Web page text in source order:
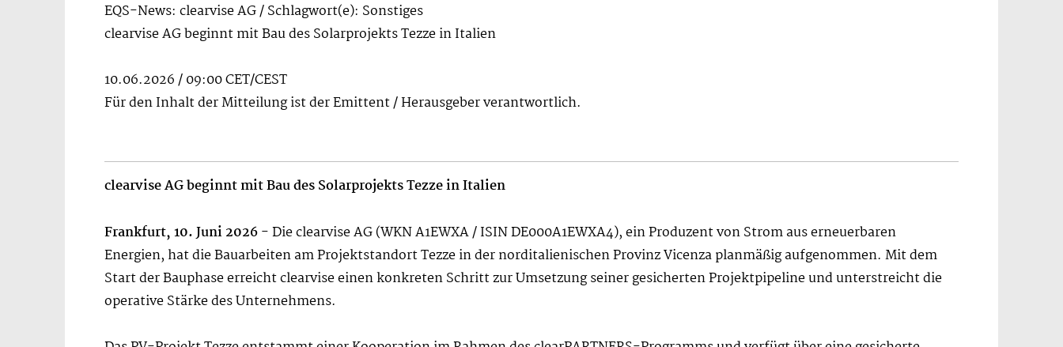
EQS-News: clearvise AG / Schlagwort(e): Sonstiges
clearvise AG beginnt mit Bau des Solarprojekts Tezze in Italien
10.06.2026 / 09:00 CET/CEST
Für den Inhalt der Mitteilung ist der Emittent / Herausgeber verantwortlich.
clearvise AG beginnt mit Bau des Solarprojekts Tezze in Italien
Frankfurt, 10. Juni 2026- Die clearvise AG (WKN A1EWXA / ISIN DE000A1EWXA4), ein Produzent von Strom aus erneuerbaren
Energien, hat die Bauarbeiten am Projektstandort Tezze in der norditalienischen Provinz Vicenza planmäßig aufgenommen. Mit dem
Start der Bauphase erreicht clearvise einen konkreten Schritt zur Umsetzung seiner gesicherten Projektpipeline und unterstreicht die
operative Stärke des Unternehmens.